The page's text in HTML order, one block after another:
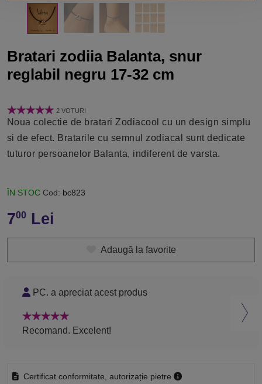
Bratari zodiia Balanta, snur
reglabil negru 17-32 cm
2 VOTURI
Noua colectie de bratari Zodiacool cu un design simplu
si de efect. Bratarile cu semnul zodiacal sunt dedicate
tuturor persoanelor Balanta, indiferent de varsta.
ÎN STOC Cod: bc823
700Lei
Adaugă la favorite
PC. a apreciat acest produs
Recomand. Excelent!
Certificat conformitate, autorizație pietre